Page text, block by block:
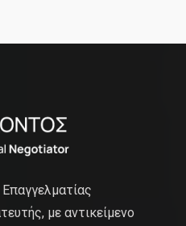
με αντικείμενο